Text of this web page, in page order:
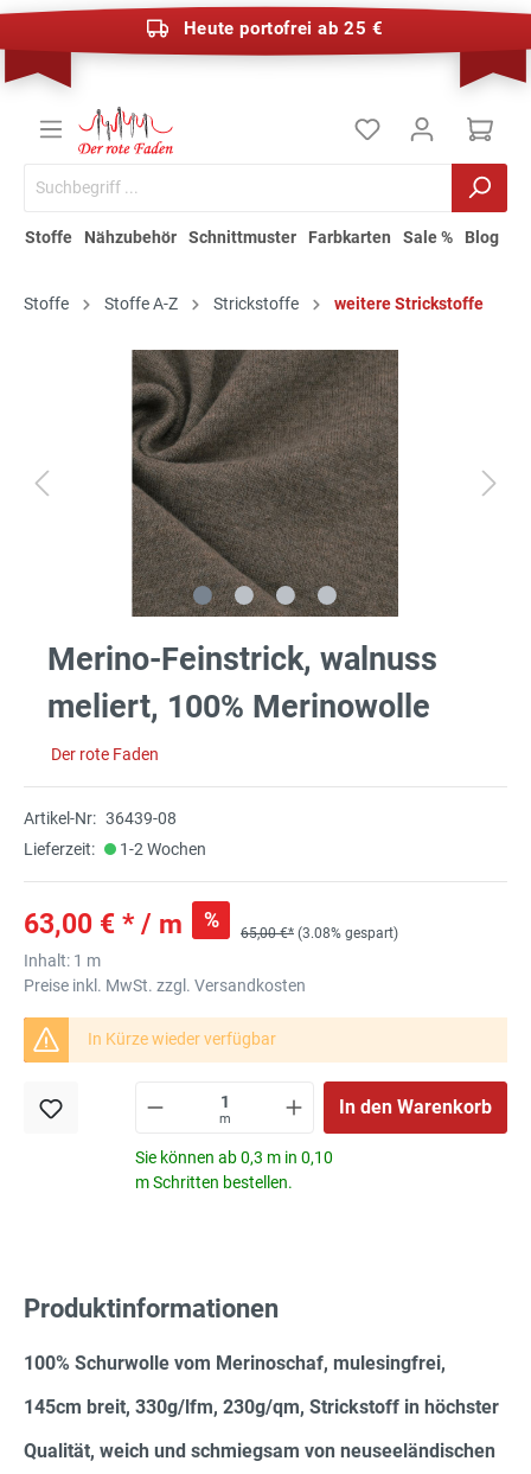
Heute portofrei ab 25 €
Stoffe Nähzubehör Schnittmuster Farbkarten Sale % Blog
Stoffe Stoffe A-Z Strickstoffe weitere Strickstoffe
Merino-Feinstrick, walnuss
meliert, 100% Merinowolle
Der rote Faden
Artikel-Nr: 36439-08
Lieferzeit:
1-2 Wochen
63,00 € * / m %
65,00 €* (3.08% gespart)
Inhalt: 1 m
Preise inkl. MwSt. zzgl. Versandkosten
In Kürze wieder verfügbar
m
In den Warenkorb
Sie können ab 0,3 m in 0,10
m Schritten bestellen.
Produktinformationen
100% Schurwolle vom Merinoschaf, mulesingfrei,
145cm breit, 330g/lfm, 230g/qm, Strickstoff in höchster
Qualität, weich und schmiegsam von neuseeländischen